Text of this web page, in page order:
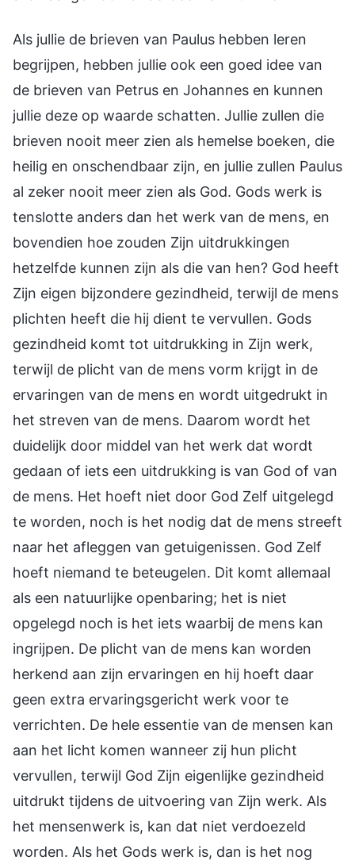
Als jullie de brieven van Paulus hebben leren
begrijpen, hebben jullie ook een goed idee van
de brieven van Petrus en Johannes en kunnen
jullie deze op waarde schatten. Jullie zullen die
brieven nooit meer zien als hemelse boeken, die
heilig en onschendbaar zijn, en jullie zullen Paulus
al zeker nooit meer zien als God. Gods werk is
tenslotte anders dan het werk van de mens, en
bovendien hoe zouden Zijn uitdrukkingen
hetzelfde kunnen zijn als die van hen? God heeft
Zijn eigen bijzondere gezindheid, terwijl de mens
plichten heeft die hij dient te vervullen. Gods
gezindheid komt tot uitdrukking in Zijn werk,
terwijl de plicht van de mens vorm krijgt in de
ervaringen van de mens en wordt uitgedrukt in
het streven van de mens. Daarom wordt het
duidelijk door middel van het werk dat wordt
gedaan of iets een uitdrukking is van God of van
de mens. Het hoeft niet door God Zelf uitgelegd
te worden, noch is het nodig dat de mens streeft
naar het afleggen van getuigenissen. God Zelf
hoeft niemand te beteugelen. Dit komt allemaal
als een natuurlijke openbaring; het is niet
opgelegd noch is het iets waarbij de mens kan
ingrijpen. De plicht van de mens kan worden
herkend aan zijn ervaringen en hij hoeft daar
geen extra ervaringsgericht werk voor te
verrichten. De hele essentie van de mensen kan
aan het licht komen wanneer zij hun plicht
vervullen, terwijl God Zijn eigenlijke gezindheid
uitdrukt tijdens de uitvoering van Zijn werk. Als
het mensenwerk is, kan dat niet verdoezeld
worden. Als het Gods werk is, dan is het nog